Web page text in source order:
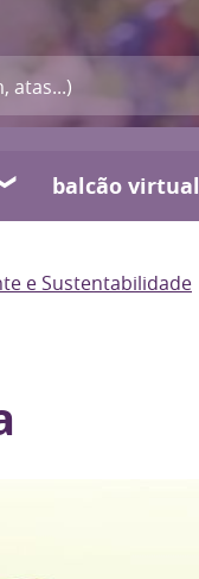
balcão virtual
e Sustentabilidade